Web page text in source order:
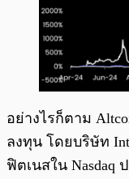
อย่างไรก็ตาม
ลงทุน โดยบริษัท
ฟิตเนสใน Nasdaq